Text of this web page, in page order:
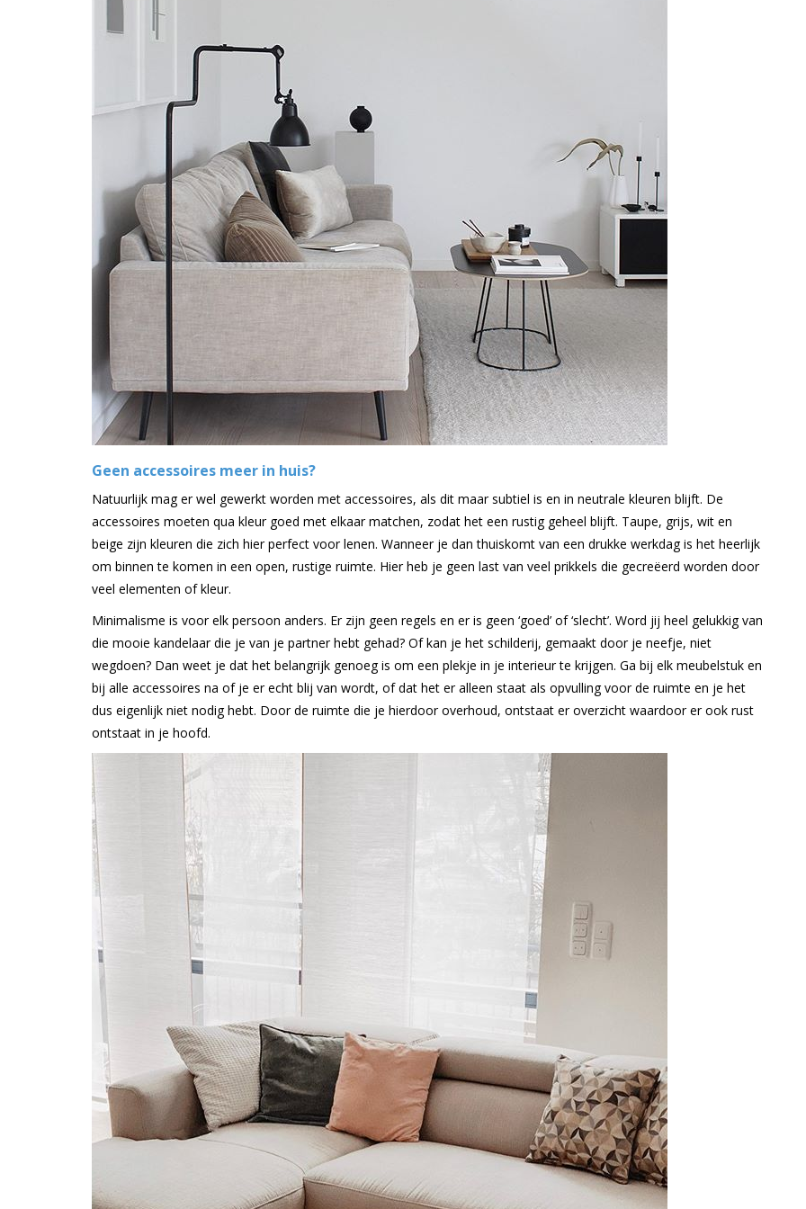
Geen accessoires meer in huis?
Natuurlijk mag er wel gewerkt worden met accessoires, als dit maar subtiel is en in neutrale kleuren blijft. De
accessoires moeten qua kleur goed met elkaar matchen, zodat het een rustig geheel blijft. Taupe, grijs, wit en
beige zijn kleuren die zich hier perfect voor lenen. Wanneer je dan thuiskomt van een drukke werkdag is het heerlijk
om binnen te komen in een open, rustige ruimte. Hier heb je geen last van veel prikkels die gecreëerd worden door
veel elementen of kleur.
Minimalisme is voor elk persoon anders. Er zijn geen regels en er is geen ‘goed’ of ‘slecht’. Word jij heel gelukkig van
die mooie kandelaar die je van je partner hebt gehad? Of kan je het schilderij, gemaakt door je neefje, niet
wegdoen? Dan weet je dat het belangrijk genoeg is om een plekje in je interieur te krijgen. Ga bij elk meubelstuk en
bij alle accessoires na of je er echt blij van wordt, of dat het er alleen staat als opvulling voor de ruimte en je het
dus eigenlijk niet nodig hebt. Door de ruimte die je hierdoor overhoud, ontstaat er overzicht waardoor er ook rust
ontstaat in je hoofd.